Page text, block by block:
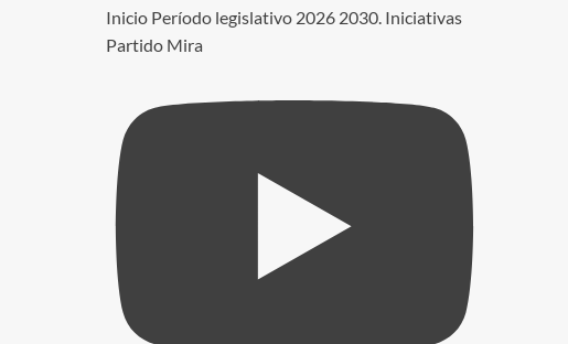
Inicio Período legislativo 2026 2030. Iniciativas
Partido Mira